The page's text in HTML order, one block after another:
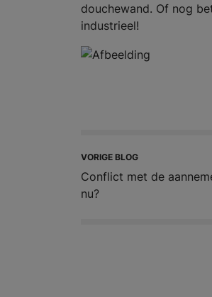
douchewand. Of nog
industrieel!
VORIGE BLOG
Conflict met de
nu?